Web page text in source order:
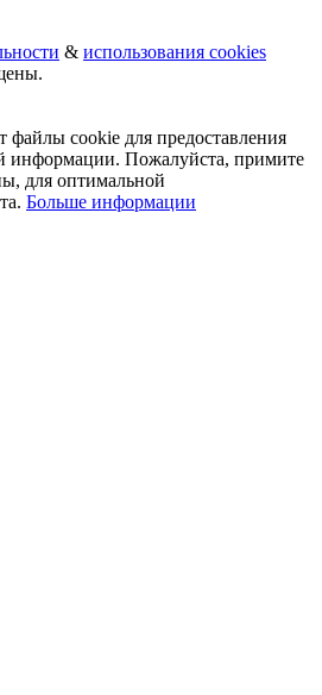
& использования cookies
файлы cookie для предоставления
информации. Пожалуйста, примите
для оптимальной
Больше информации